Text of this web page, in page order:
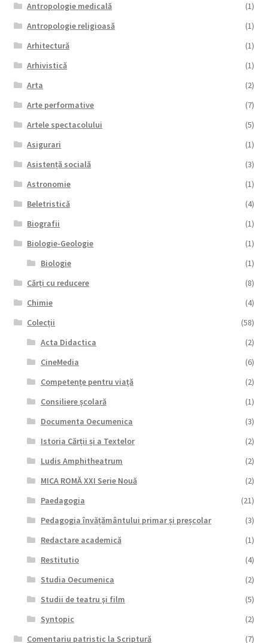
Antropologie medicală
(1)
Antropologie religioasă
(1)
Arhitectură
(1)
Arhivistică
(1)
Arta
(2)
Arte performative
(7)
Artele spectacolului
(5)
Asigurari
(1)
Asistență socială
(3)
Astronomie
(1)
Beletristică
(4)
Biografii
(1)
Biologie-Geologie
(1)
Biologie
(1)
Cărți cu reducere
(8)
Chimie
(4)
Colecții
(58)
Acta Didactica
(2)
CineMedia
(6)
Competențe pentru viață
(2)
Consiliere școlară
(1)
Documenta Oecumenica
(3)
Istoria Cărții și a Textelor
(2)
Ludis Amphitheatrum
(2)
MICA ROMĂ XXI Serie Nouă
(2)
Paedagogia
(21)
Pedagogia învățământului primar și preșcolar
(3)
Redactare academică
(1)
Restitutio
(4)
Studia Oecumenica
(2)
Studii de teatru şi film
(5)
Syntopic
(2)
Comentariu patristic la Scriptură
(7)